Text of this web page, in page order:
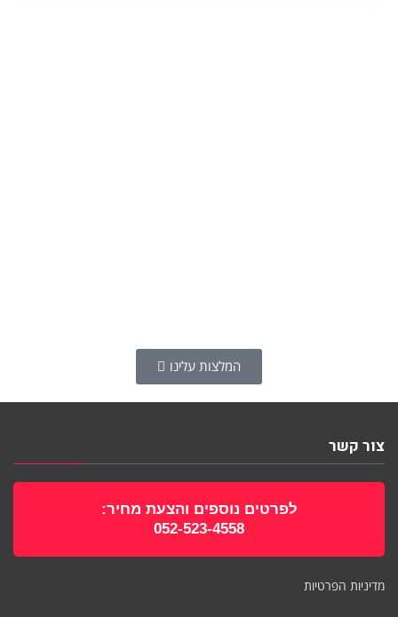
המלצות עלינו
צור קשר
לפרטים נוספים והצעת מחיר:
052-523-4558
מדיניות הפרטיות